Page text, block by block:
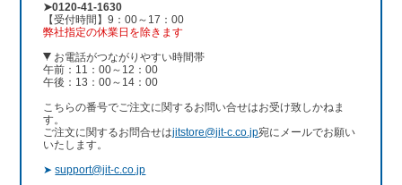
➤0120-41-1630
【受付時間】9：00～17：00
弊社指定の休業日を除きます
お電話がつながりやすい時間帯
午前：11：00～12：00
午後：13：00～14：00
こちらの番号でご注文に関するお問い合せはお受け致しかねま
す。
ご注文に関するお問合せはjitstore@jit-c.co.jp宛にメールでお願い
いたします。
➤support@jit-c.co.jp